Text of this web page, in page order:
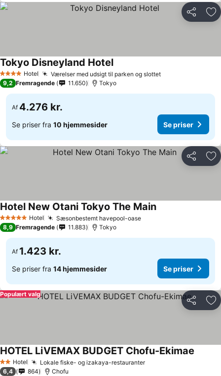
Del
4 StjernerHotel Værelser med udsigt til parken og slottet
Tokyo Disneyland Hotel
9,2 Fremragende 11.650 Tokyo
Af 4.276 kr.
Se priser fra 10 hjemmesider Se priser
Del
5 Stjerner Hotel Sæsonbestemt havepool-oase
Hotel New Otani Tokyo The Main
8,9 Fremragende 11.883 Tokyo
Af 1.423 kr.
Se priser fra 14 hjemmesider Se priser
Del
Populært valg
2 Stjerner
Hotel Lokale fiske- og izakaya-restauranter
HOTEL LiVEMAX BUDGET Chofu-Ekimae
6,4 864 Chofu